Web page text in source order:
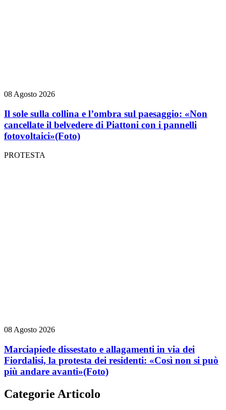
08 Agosto 2026
Il sole sulla collina e l’ombra sul paesaggio: «Non
cancellate il belvedere di Piattoni con i pannelli
fotovoltaici»(Foto)
PROTESTA
08 Agosto 2026
Marciapiede dissestato e allagamenti in via dei
Fiordalisi, la protesta dei residenti: «Così non si può
più andare avanti»(Foto)
Categorie Articolo